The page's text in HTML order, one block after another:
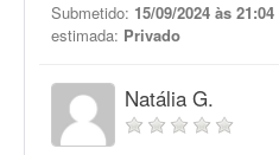
Submetido: 15/09/2024 às 21:04
estimada: Privado
Natália G.